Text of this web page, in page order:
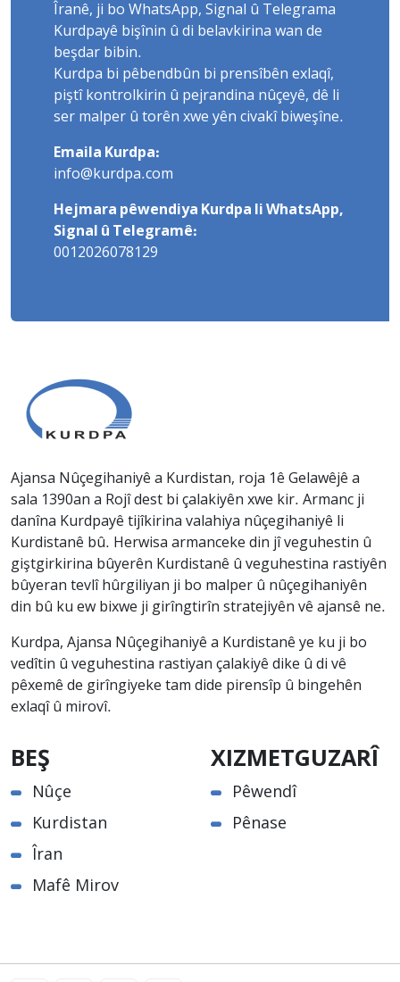
Îranê, ji bo WhatsApp, Signal û Telegrama
Kurdpayê bişînin û di belavkirina wan de
beşdar bibin.
Kurdpa bi pêbendbûn bi prensîbên exlaqî,
piştî kontrolkirin û pejrandina nûçeyê, dê li
ser malper û torên xwe yên civakî biweşîne.
Emaila Kurdpa:
info@kurdpa.com
Hejmara pêwendiya Kurdpa li WhatsApp,
Signal û Telegramê:
0012026078129
Ajansa Nûçegihaniyê a Kurdistan, roja 1ê Gelawêjê a
sala 1390an a Rojî dest bi çalakiyên xwe kir. Armanc ji
danîna Kurdpayê tijîkirina valahiya nûçegihaniyê li
Kurdistanê bû. Herwisa armanceke din jî veguhestin û
giştgirkirina bûyerên Kurdistanê û veguhestina rastiyên
bûyeran tevlî hûrgiliyan ji bo malper û nûçegihaniyên
din bû ku ew bixwe ji girîngtirîn stratejiyên vê ajansê ne.
Kurdpa, Ajansa Nûçegihaniyê a Kurdistanê ye ku ji bo
vedîtin û veguhestina rastiyan çalakiyê dike û di vê
pêxemê de girîngiyeke tam dide pirensîp û bingehên
exlaqî û mirovî.
BEŞ
Nûçe
Kurdistan
Îran
Mafê Mirov
XIZMETGUZARÎ
Pêwendî
Pênase